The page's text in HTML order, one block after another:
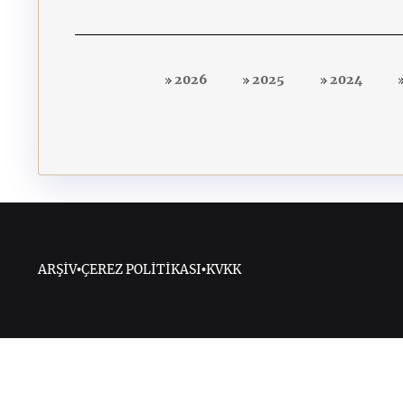
2026 2025 2024
ARŞİV•ÇEREZ POLİTİKASI •KVKK